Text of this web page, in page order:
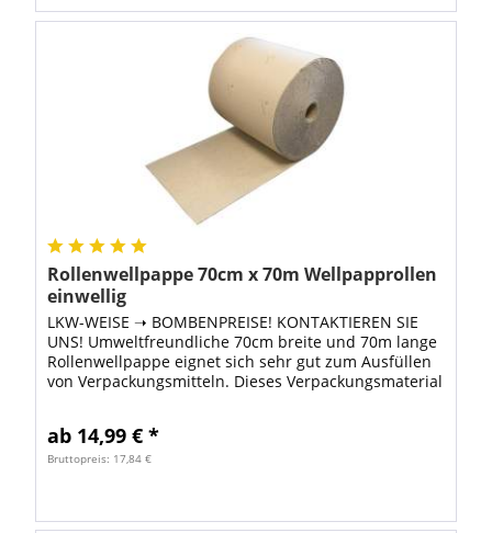
Rollenwellpappe 70cm x 70m Wellpapprollen
einwellig
LKW-WEISE ➝ BOMBENPREISE! KONTAKTIEREN SIE
UNS! Umweltfreundliche 70cm breite und 70m lange
Rollenwellpappe eignet sich sehr gut zum Ausfüllen
von Verpackungsmitteln. Dieses Verpackungsmaterial
ab 14,99 € *
Bruttopreis: 17,84 €